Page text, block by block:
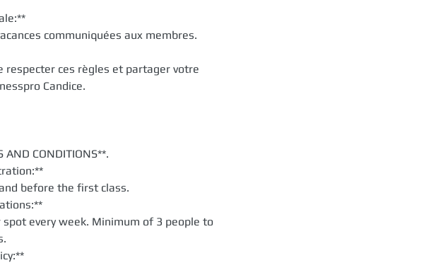
communiquées aux membres.
respecter ces règles et partager votre
Candice.
AND CONDITIONS**.
before the first class.
every week. Minimum of 3 people to